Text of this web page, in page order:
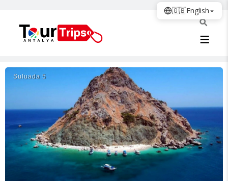
Suluada 5
🇬🇧English